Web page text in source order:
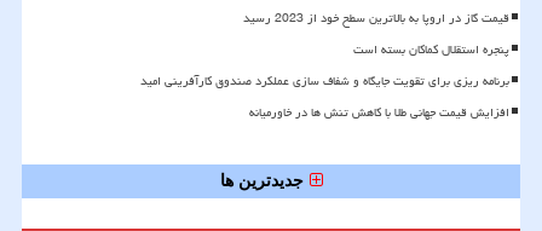
قیمت گاز در اروپا به بالاترین سطح خود از 2023 رسید
پنجره استقلال کماکان بسته است
برنامه ریزی برای تقویت جایگاه و شفاف سازی عملکرد صندوق کارآفرینی امید
افزایش قیمت جهانی طلا با کاهش تنش ها در خاورمیانه
جدیدترین ها